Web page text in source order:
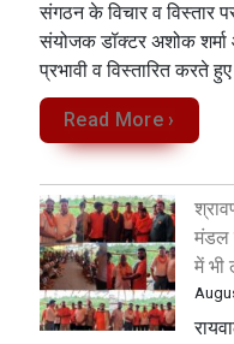
संगठन के विचार व विस्तार
संयोजक डॉक्टर अशोक शर्मा
प्रभावी व विस्तारित करते
Read More ›
मंडल
में भी